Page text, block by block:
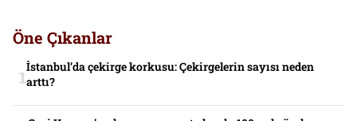
Öne Çıkanlar
İstanbul’da çekirge korkusu: Çekirgelerin sayısı neden
arttı?